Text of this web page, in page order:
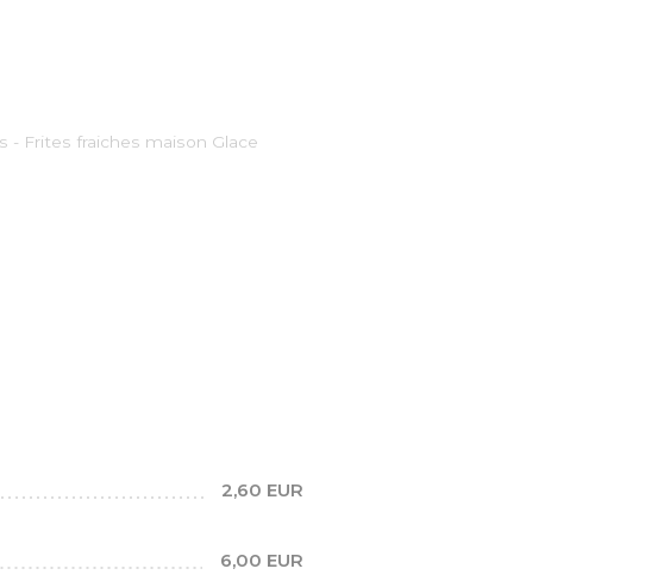
- Frites fraiches maison Glace
2,60 EUR
6,00 EUR